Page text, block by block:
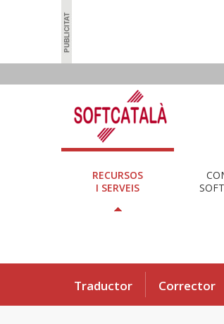
RECURSOS
I SERVEIS
Traductor Corrector